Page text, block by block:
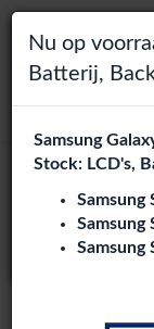
Kies je taal
Het lijkt erop
Toggle
zoeken
Moto Z2
4 artikelen
aan
Nu op
Batterij,
Samsung
Stock: LCD's,
Samsung
Samsung
Samsung